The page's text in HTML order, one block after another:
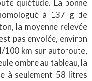
quiétude. La bonne
à 137 g de
la moyenne relevée
pas envolée, environ
100 km sur autoroute,
ombre au tableau, la
à seulement 58 litres